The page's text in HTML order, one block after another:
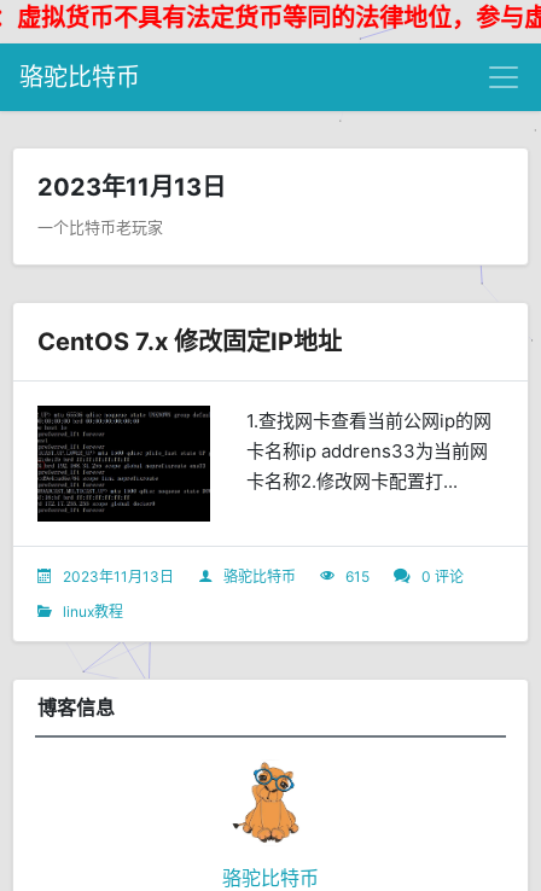
拟货币不具有法定货币等同的法律地位，参与虚
骆驼比特币
2023年11月13日
一个比特币老玩家
CentOS 7.x 修改固定IP地址
1.查找网卡查看当前公网ip的网
卡名称ip addrens33为当前网
卡名称2.修改网卡配置打...
2023年11月13日 骆驼比特币 615
0 评论
linux教程
博客信息
骆驼比特币